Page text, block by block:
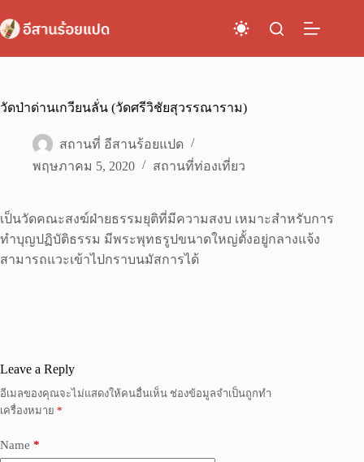
to
content
วัดป่าด่านเกวียนลั่น (วัดศรีวิชัยสุวรรณาราม)
สถานที่ อีสานร้อยแปด
พฤษภาคม 5, 2020
สถานที่ท่องเที่ยว
เป็นวัดคณะสงฆ์ฝ่ายธรรมยุติที่มีความสงบ เหมาะสำหรับการ
ทำบุญปฏิบัติธรรม มีพระพุทธรูปขนาดใหญ่ตั้งอยู่กลางแจ้ง
สามารถแวะเข้าไปกราบนมัสการได้
Leave a Reply
อีเมลของคุณจะไม่แสดงให้คนอื่นเห็น ช่องข้อมูลจำเป็นถูกทำ
เครื่องหมาย *
Name *